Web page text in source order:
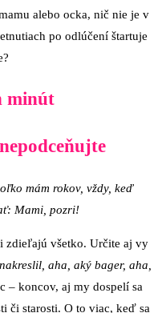
alebo ocka, nič nie je v
po odlúčení štartuje
mám rokov, vždy, keď
Mami, pozri!
zdieľajú všetko. Určite aj vy
aha, aký bager, aha,
– koncov, aj my dospelí sa
či starosti. O to viac, keď sa